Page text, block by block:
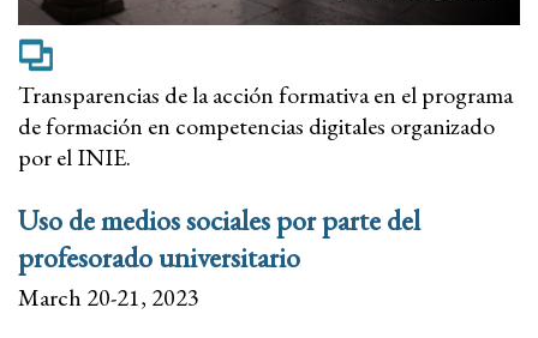
Transparencias de la acción formativa en el programa
de formación en competencias digitales organizado
por el INIE.
Uso de medios sociales por parte del
profesorado universitario
March 20-21, 2023